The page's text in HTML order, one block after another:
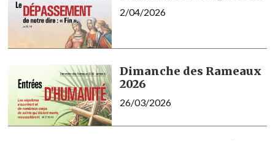
2/04/2026
Dimanche des Rameaux
2026
26/03/2026